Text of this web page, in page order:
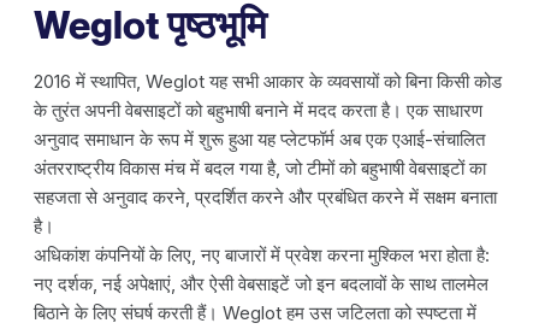
Weglot पृष्ठभूमि
2016 में स्थापित, Weglot यह सभी आकार के व्यवसायों को बिना किसी कोड
के तुरंत अपनी वेबसाइटों को बहुभाषी बनाने में मदद करता है। एक साधारण
अनुवाद समाधान के रूप में शुरू हुआ यह प्लेटफॉर्म अब एक एआई-संचालित
अंतरराष्ट्रीय विकास मंच में बदल गया है, जो टीमों को बहुभाषी वेबसाइटों का
सहजता से अनुवाद करने, प्रदर्शित करने और प्रबंधित करने में सक्षम बनाता
है।
अधिकांश कंपनियों के लिए, नए बाजारों में प्रवेश करना मुश्किल भरा होता है:
नए दर्शक, नई अपेक्षाएं, और ऐसी वेबसाइटें जो इन बदलावों के साथ तालमेल
बिठाने के लिए संघर्ष करती हैं। Weglot हम उस जटिलता को स्पष्टता में